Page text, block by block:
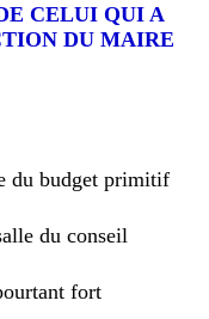
CELUI QUI A
DU MAIRE
du budget primitif
du conseil
fort